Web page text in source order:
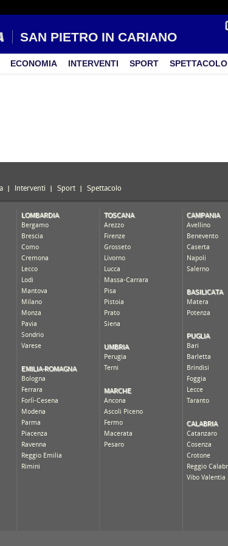
SAN PIETRO IN CARIANO
ECONOMIA INTERVENTI SPORT SPETTACOLO